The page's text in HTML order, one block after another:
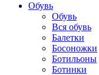
Обувь
Обувь
Вся обувь
Балетки
Босоножки
Ботильоны
Ботинки